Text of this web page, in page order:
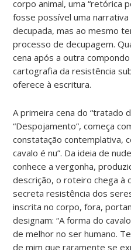
corpo animal, uma “retórica
fosse possível uma narrativa
decupada, mas ao mesmo
processo de decupagem.
cena após a outra
cartografia da resistência
oferece à escritura.
A primeira cena do “tratado
“Despojamento”, começa
constatação contemplativa,
cavalo é nu”. Da ideia de
conhece a vergonha,
descrição, o roteiro chega à
secreta resistência dos
inscrita no corpo, fora,
designam: “A forma do
de melhor no ser humano.
de mim que raramente se